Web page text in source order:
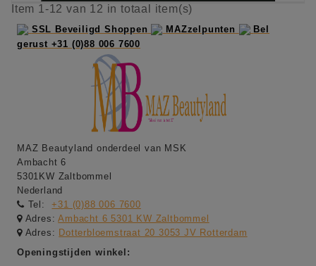
Item 1-12 van 12 in totaal item(s)
SSL Beveiligd Shoppen MAZzelpunten
Bel
gerust +31 (0)88 006 7600
MAZ Beautyland onderdeel van MSK
Ambacht 6
5301KW Zaltbommel
Nederland
Tel:
+31 (0)88 006 7600
Adres:Ambacht 6 5301 KW Zaltbommel
Adres: Dotterbloemstraat 20 3053 JV Rotterdam
Openingstijden winkel: